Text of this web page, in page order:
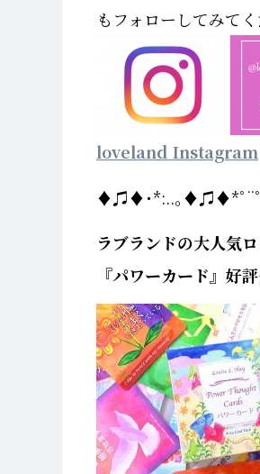
もフォローしてみ
loveland Instagram
♦♫♦･*:..｡♦♫♦*ﾟ¨ﾟ
ラブランドの大人気
『パワーカード』好